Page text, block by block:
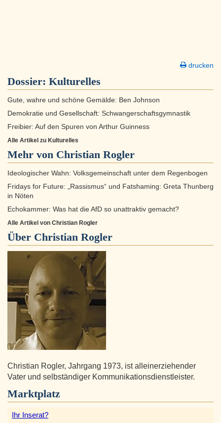
drucken
Dossier: Kulturelles
Gute, wahre und schöne Gemälde: Ben Johnson
Demokratie und Gesellschaft: Schwangerschaftsgymnastik
Freibier: Auf den Spuren von Arthur Guinness
Alle Artikel zu Kulturelles
Mehr von Christian Rogler
Ideologischer Wahn: Volksgemeinschaft unter dem Regenbogen
Fridays for Future: „Rassismus“ und Fatshaming: Greta Thunberg
in Nöten
Echokammer: Was hat die AfD so unattraktiv gemacht?
Alle Artikel von Christian Rogler
Über Christian Rogler
Christian Rogler, Jahrgang 1973, ist alleinerziehender
Vater und selbständiger Kommunikationsdienstleister.
Marktplatz
Ihr Inserat?